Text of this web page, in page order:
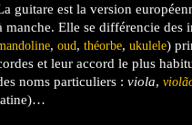
guitare est la version
manche. Elle se différencie des
, oud, théorbe, ukulele)
et leur accord le plus
noms particuliers : viola,